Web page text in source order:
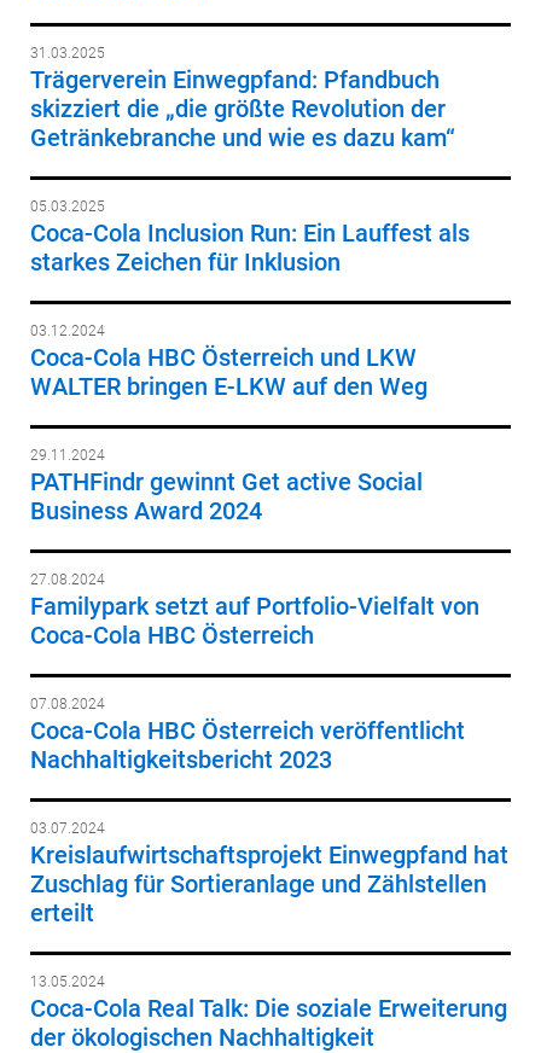
31.03.2025
Trägerverein Einwegpfand: Pfandbuch
skizziert die „die größte Revolution der
Getränkebranche und wie es dazu kam“
05.03.2025
Coca-Cola Inclusion Run: Ein Lauffest als
starkes Zeichen für Inklusion
03.12.2024
Coca-Cola HBC Österreich und LKW
WALTER bringen E-LKW auf den Weg
29.11.2024
PATHFindr gewinnt Get active Social
Business Award 2024
27.08.2024
Familypark setzt auf Portfolio-Vielfalt von
Coca-Cola HBC Österreich
07.08.2024
Coca-Cola HBC Österreich veröffentlicht
Nachhaltigkeitsbericht 2023
03.07.2024
Kreislaufwirtschaftsprojekt Einwegpfand hat
Zuschlag für Sortieranlage und Zählstellen
erteilt
13.05.2024
Coca-Cola Real Talk: Die soziale Erweiterung
der ökologischen Nachhaltigkeit